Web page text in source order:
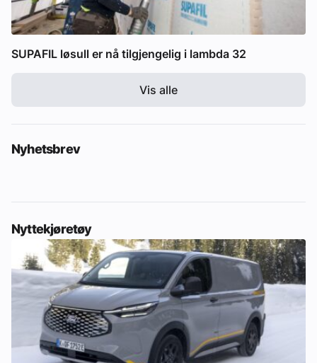
SUPAFIL løsull er nå tilgjengelig i lambda 32
Vis alle
Nyhetsbrev
Nyttekjøretøy